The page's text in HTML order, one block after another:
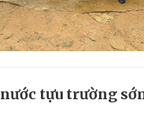
tựu trường